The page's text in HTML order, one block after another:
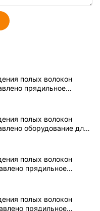
полых волокон
прядильное
(17)
полых волокон
оборудование для
полых волокон
прядильное
(18)
полых волокон
прядильное